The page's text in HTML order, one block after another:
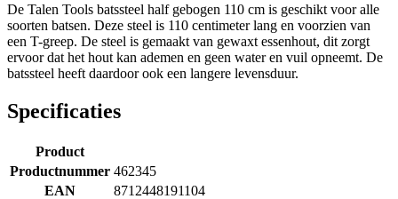
De Talen Tools batssteel half gebogen 110 cm is geschikt voor alle
soorten batsen. Deze steel is 110 centimeter lang en voorzien van
een T-greep. De steel is gemaakt van gewaxt essenhout, dit zorgt
ervoor dat het hout kan ademen en geen water en vuil opneemt. De
batssteel heeft daardoor ook een langere levensduur.
Specificaties
Product
Productnummer 462345
EAN
8712448191104